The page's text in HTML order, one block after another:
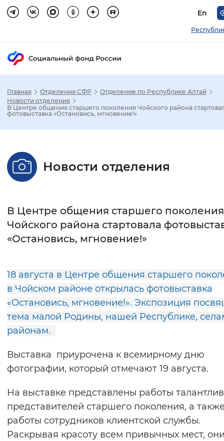
En
Стандартный Увеличенный
Без засечек С засечками
Интервал между буквами
Цвет сайта
Монохромный Инверсивный
Изображения
Включены Выключены
Воспроизвести Остановить
Главная Отделения СФР
Отделение по Республике Алтай
Новости отделения
В Центре общения старшего поколения Чойского района
фотовыставка «Остановись, мгновение!»
Новости отделения
В Центре общения старшего поколения
Чойского района стартовала
«Остановись, мгновение!»
18 августа в Центре общения старшего
в Чойском районе открылась фотовыставка
«Остановись, мгновение!». Экспозиция
тема малой Родины, нашей Республике,
районам.
Выставка приурочена к всемирному дню
фотографии, который отмечают 19 августа.
На выставке представлены работы
представителей старшего поколения, а
работы сотрудников клиентской службы.
Раскрывая красоту всем привычных мест,